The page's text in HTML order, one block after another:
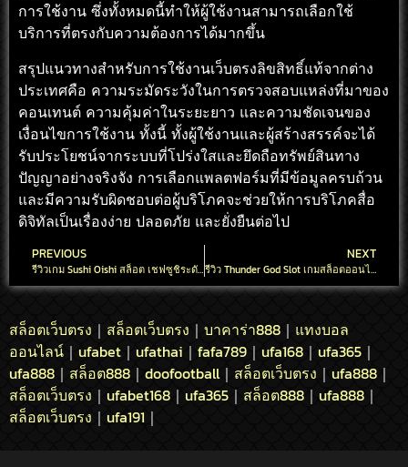
การใช้งาน ซึ่งทั้งหมดนี้ทำให้ผู้ใช้งานสามารถเลือกใช้
บริการที่ตรงกับความต้องการได้มากขึ้น
สรุปแนวทางสำหรับการใช้งานเว็บตรงลิขสิทธิ์แท้จากต่าง
ประเทศคือ ความระมัดระวังในการตรวจสอบแหล่งที่มาของ
คอนเทนต์ ความคุ้มค่าในระยะยาว และความชัดเจนของ
เงื่อนไขการใช้งาน ทั้งนี้ ทั้งผู้ใช้งานและผู้สร้างสรรค์จะได้
รับประโยชน์จากระบบที่โปร่งใสและยึดถือทรัพย์สินทาง
ปัญญาอย่างจริงจัง การเลือกแพลตฟอร์มที่มีข้อมูลครบถ้วน
และมีความรับผิดชอบต่อผู้บริโภคจะช่วยให้การบริโภคสื่อ
ดิจิทัลเป็นเรื่องง่าย ปลอดภัย และยั่งยืนต่อไป
PREVIOUS
รีวิวเกม Sushi Oishi สล็อต เชฟซูชิระดับโลกพร้อมเสริฟ เงินรางวัลใหญ่
NEXT
รีวิว Thunder God Slot เกมสล็อตออนไลน์ เกมจาก SLOTXO เล่นได้ตลอด 24 ชั่วโมง
สล็อตเว็บตรง ｜ สล็อตเว็บตรง ｜ บาคาร่า888 ｜ แทงบอล
ออนไลน์ ｜ ufabet ｜ ufathai ｜ fafa789 ｜ ufa168 ｜ ufa365 ｜
ufa888 ｜ สล็อต888 ｜ doofootball｜ สล็อตเว็บตรง ｜ ufa888 ｜
สล็อตเว็บตรง ｜ ufabet168 ｜ ufa365 ｜ สล็อต888 ｜ ufa888 ｜
สล็อตเว็บตรง ｜ ufa191 ｜